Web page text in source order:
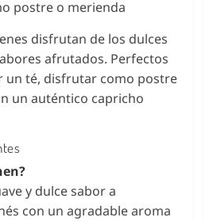
postre o merienda
disfrutan de los dulces
afrutados. Perfectos
un té, disfrutar como postre
un auténtico capricho
y dulce sabor a
con un agradable aroma